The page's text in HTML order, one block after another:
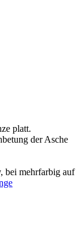
platt.
der Asche
bei mehrfarbig auf